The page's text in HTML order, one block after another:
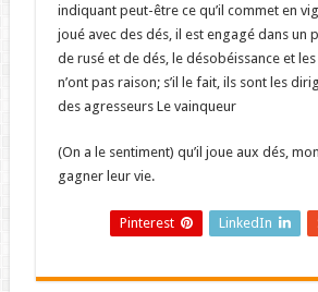
indiquant peut-être ce qu’il commet en
joué avec des dés, il est engagé dans un
de rusé et de dés, le désobéissance et
n’ont pas raison; s’il le fait, ils sont les
des agresseurs Le vainqueur
(On a le sentiment) qu’il joue aux dés,
gagner leur vie.
LinkedIn
Pinterest